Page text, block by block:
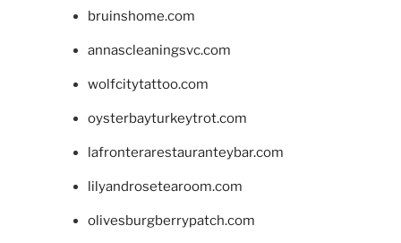
bruinshome.com
annascleaningsvc.com
wolfcitytattoo.com
oysterbayturkeytrot.com
lafronterarestauranteybar.com
lilyandrosetearoom.com
olivesburgberrypatch.com